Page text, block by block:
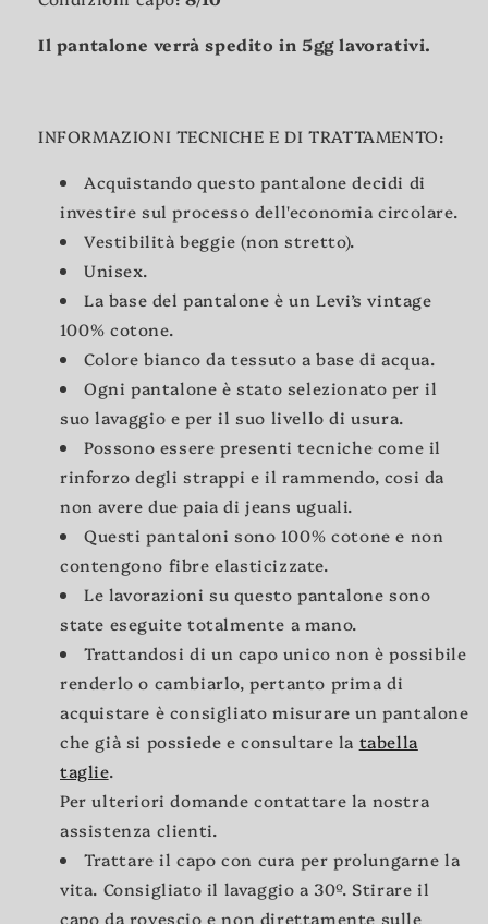
Il pantalone verrà spedito in 5gg lavorativi.
INFORMAZIONI TECNICHE E DI TRATTAMENTO:
Acquistando questo pantalone decidi di
investire sul processo dell'economia circolare.
Vestibilità beggie (non stretto).
Unisex.
La base del pantalone è un Levi’svintage
100% cotone.
Colore bianco da tessuto a base di acqua.
Ogni pantalone è stato selezionato per il
suo lavaggio e per il suo livello di usura.
Possono essere presenti tecniche come il
rinforzo degli strappi e il rammendo, cosi da
non avere due paia di jeans uguali.
Questi pantaloni sono 100% cotone e non
contengono fibre elasticizzate.
Le lavorazioni su questo pantalone sono
state eseguite totalmente a mano.
Trattandosi di un capo unico non è possibile
renderlo o cambiarlo, pertanto prima di
acquistare è consigliato misurare un pantalone
che già si possiede e consultare la tabella
taglie.
Per ulteriori domande contattare la nostra
assistenza clienti.
Trattare il capo con cura per prolungarne la
vita. Consigliato il lavaggio a 30º. Stirare il
capo da rovescio e non direttamente sulle